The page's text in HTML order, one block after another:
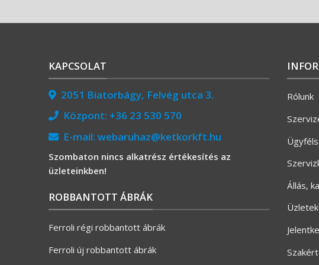
KAPCSOLAT
2051 Biatorbágy, Felvég utca 3.
Központ: +36 23 530 570
E-mail: webaruhaz@ketkorkft.hu
Szombaton nincs alkatrész értékesítés az
üzleteinkben!
ROBBANTOTT ÁBRÁK
Ferroli régi robbantott ábrák
Ferroli új robbantott ábrák
Rólunk
Állás,